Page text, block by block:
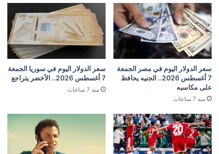
سعر الدولار اليوم في مصر الجمعة
7 أغسطس 2026.. الجنيه يحافظ
على مكاسبه
منذ 7 ساعات
سعر الدولار اليوم في سوريا الجمعة
7 أغسطس 2026.. الأخضر يتراجع
منذ 7 ساعات